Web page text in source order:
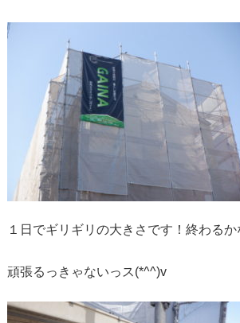
１日でギリギリの大きさです！終わるか
頑張るっきゃないっス(*^^)v